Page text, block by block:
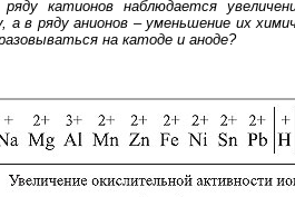
катионов наблюдается
а в ряду анионов – уменьшение их
на катоде и аноде?